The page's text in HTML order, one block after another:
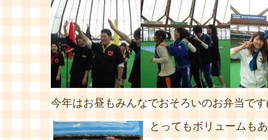
今年はお昼もみんなでおそろいのお弁当で
とってもボリュームも